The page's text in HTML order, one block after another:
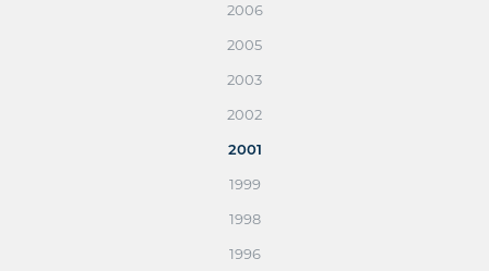
2006
2005
2003
2002
2001
1999
1998
1996